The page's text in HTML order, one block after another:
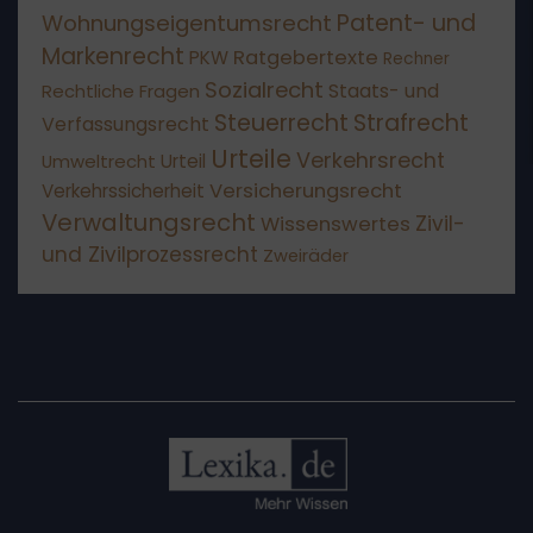
Wohnungseigentumsrecht Patent- und
Markenrecht PKW Ratgebertexte Rechner
Rechtliche Fragen Sozialrecht Staats- und
Verfassungsrecht Steuerrecht Strafrecht
Umweltrecht Urteil Urteile Verkehrsrecht
Verkehrssicherheit Versicherungsrecht
Verwaltungsrecht Wissenswertes Zivil-
und Zivilprozessrecht Zweiräder